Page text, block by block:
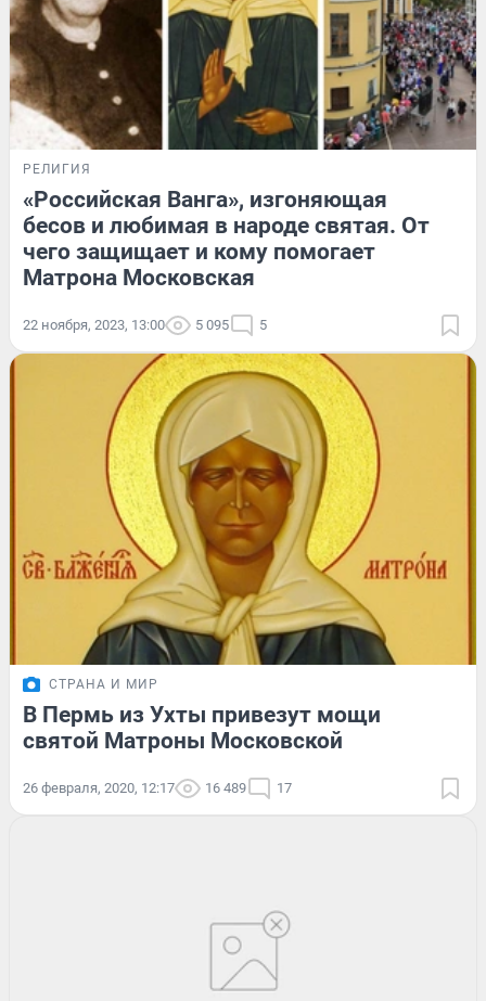
РЕЛИГИЯ
«Российская Ванга», изгоняющая
бесов и любимая в народе святая. От
чего защищает и кому помогает
Матрона Московская
22 ноября, 2023, 13:00 5 095 5
СТРАНА И МИР
В Пермь из Ухты привезут мощи
святой Матроны Московской
26 февраля, 2020, 12:17 16 489 17